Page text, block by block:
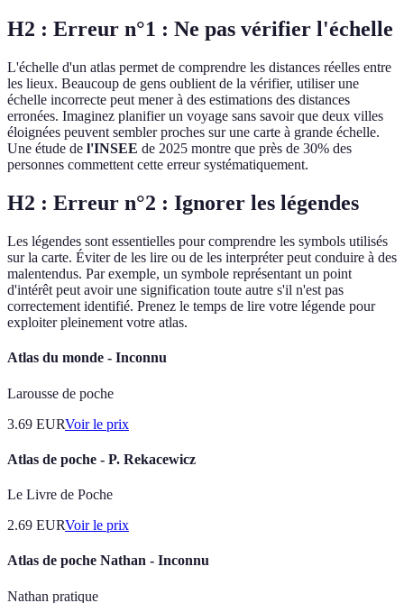
H2 : Erreur n°1 : Ne pas vérifier l'échelle
L'échelle d'un atlas permet de comprendre les distances réelles entre
les lieux. Beaucoup de gens oublient de la vérifier, utiliser une
échelle incorrecte peut mener à des estimations des distances
erronées. Imaginez planifier un voyage sans savoir que deux villes
éloignées peuvent sembler proches sur une carte à grande échelle.
Une étude de l'INSEE de 2025 montre que près de 30% des
personnes commettent cette erreur systématiquement.
H2 : Erreur n°2 : Ignorer les légendes
Les légendes sont essentielles pour comprendre les symbols utilisés
sur la carte. Éviter de les lire ou de les interpréter peut conduire à des
malentendus. Par exemple, un symbole représentant un point
d'intérêt peut avoir une signification toute autre s'il n'est pas
correctement identifié. Prenez le temps de lire votre légende pour
exploiter pleinement votre atlas.
Atlas du monde - Inconnu
Larousse de poche
3.69 EURVoir le prix
Atlas de poche - P. Rekacewicz
Le Livre de Poche
2.69 EURVoir le prix
Atlas de poche Nathan - Inconnu
Nathan pratique